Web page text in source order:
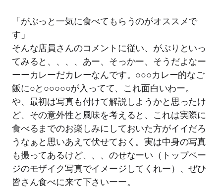
「がぶっと一気に食べてもらうのがオススメで
す」
そんな店員さんのコメントに従い、がぶりといっ
てみると、、、、あー、そっかー、そうだよなー
ーーカレーだカレーなんです。○○○カレー的なご
飯に○と○○○○○が入ってて、これ面白いわー。
や、最初は写真も付けて解説しようかと思ったけ
ど、その意外性と風味を考えると、これは実際に
食べるまでのお楽しみにしておいた方がイイだろ
うなぁと思いあえて伏せておく。実は中身の写真
も撮ってあるけど、、、のせなーい（トップペー
ジのモザイク写真でイメージしてくれー）、ぜひ
皆さん食べに来て下さいーー。